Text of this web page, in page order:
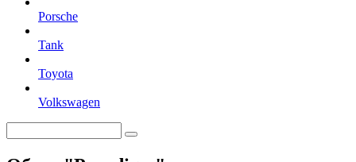
Porsche
Tank
Toyota
Volkswagen